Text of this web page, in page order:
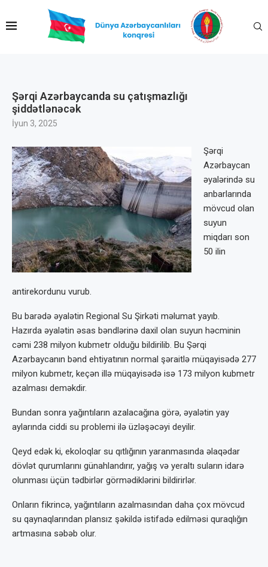
Şərqi Azərbaycanda su çatışmazlığı
şiddətlənəcək
İyun 3, 2025
Şərqi
Azərbaycan
əyalərində su
anbarlarında
mövcud olan
suyun
miqdarı son
50 ilin
antirekordunu vurub.
Bu barədə əyalətin Regional Su Şirkəti məlumat yayıb.
Hazırda əyalətin əsas bəndlərinə daxil olan suyun həcminin
cəmi 238 milyon kubmetr olduğu bildirilib. Bu Şərqi
Azərbaycanın bənd ehtiyatının normal şəraitlə müqayisədə 277
milyon kubmetr, keçən illə müqayisədə isə 173 milyon kubmetr
azalması deməkdir.
Bundan sonra yağıntıların azalacağına görə, əyalətin yay
aylarında ciddi su problemi ilə üzləşəcəyi deyilir.
Qeyd edək ki, ekoloqlar su qıtlığının yaranmasında əlaqədar
dövlət qurumlarını günahlandırır, yağış və yeraltı suların idarə
olunması üçün tədbirlər görmədiklərini bildirirlər.
Onların fikrincə, yağıntıların azalmasından daha çox mövcud
su qaynaqlarından plansız şəkildə istifadə edilməsi quraqlığın
artmasına səbəb olur.